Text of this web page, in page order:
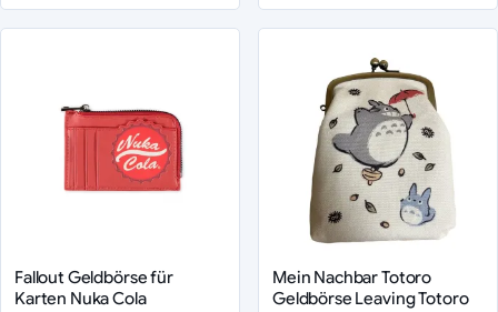
Fallout Geldbörse für
Karten Nuka Cola
Mein Nachbar Totoro
Geldbörse Leaving Totoro